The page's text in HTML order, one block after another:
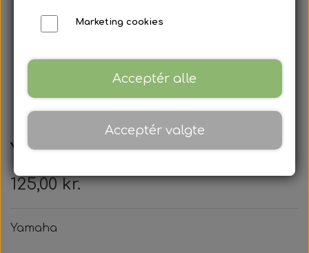
Yamaha
125,00 kr.
Yamaha
Marketing cookies
Acceptér alle
Acceptér valgte